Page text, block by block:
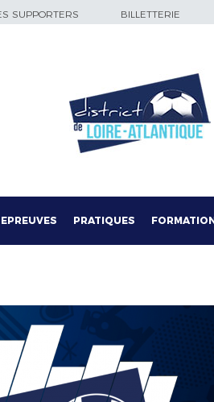
SUPPORTERS BILLETTERIE
EPREUVES PRATIQUES